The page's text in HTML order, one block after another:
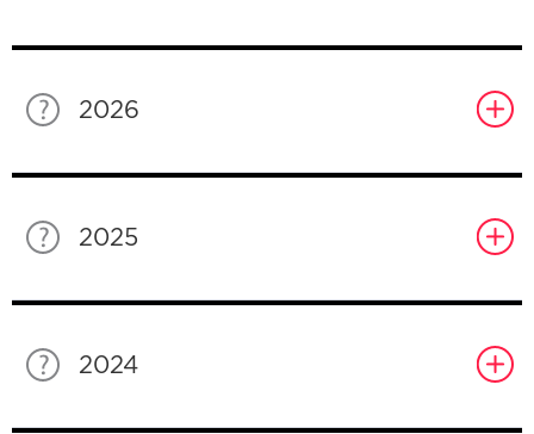
2026
2025
2024